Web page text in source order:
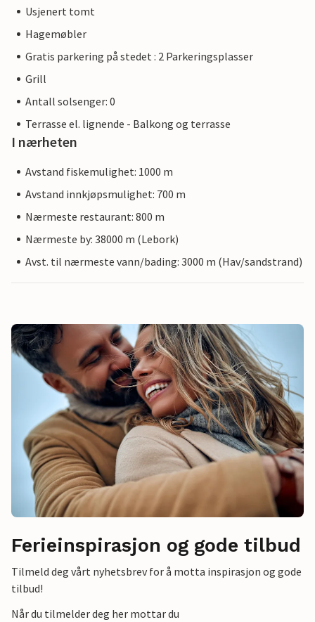
Usjenert tomt
Hagemøbler
Gratis parkering på stedet : 2 Parkeringsplasser
Grill
Antall solsenger: 0
Terrasse el. lignende - Balkong og terrasse
I nærheten
Avstand fiskemulighet: 1000 m
Avstand innkjøpsmulighet: 700 m
Nærmeste restaurant: 800 m
Nærmeste by: 38000 m (Lebork)
Avst. til nærmeste vann/bading: 3000 m (Hav/sandstrand)
Ferieinspirasjon og gode tilbud
Tilmeld deg vårt nyhetsbrev for å motta inspirasjon og gode
tilbud!
Når du tilmelder deg her mottar du